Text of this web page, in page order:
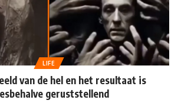
LIFE
van de hel en het resultaat is
geruststellend